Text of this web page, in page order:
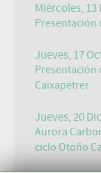
Miércoles,
Presentación
Jueves, 17
Presentación
Caixapetrer
Jueves, 20
Aurora
ciclo Otoño